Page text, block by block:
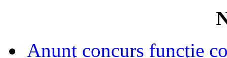
Anunț concurs funcție